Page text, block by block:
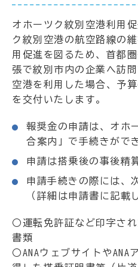
オホーツク紋別空港利用
ク紋別空港の航空路線の
用促進を図るため、首都
張で紋別市内の企業へ訪
空港を利用した場合、予
を交付いたします。
報奨金の申請は、オホ
合案内」で手続きがで
申請は搭乗後の事後精
申請手続きの際には、
（詳細は申請書に記載
○運転免許証など印字さ
書類
○ANAウェブサイトやANA